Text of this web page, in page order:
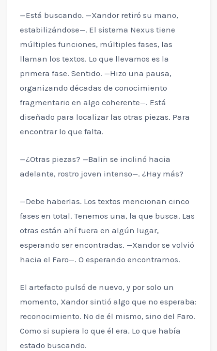
—Está buscando. —Xandor retiró su mano,
estabilizándose—. El sistema Nexus tiene
múltiples funciones, múltiples fases, las
llaman los textos. Lo que llevamos es la
primera fase. Sentido. —Hizo una pausa,
organizando décadas de conocimiento
fragmentario en algo coherente—. Está
diseñado para localizar las otras piezas. Para
encontrar lo que falta.
—¿Otras piezas? —Balin se inclinó hacia
adelante, rostro joven intenso—. ¿Hay más?
—Debe haberlas. Los textos mencionan cinco
fases en total. Tenemos una, la que busca. Las
otras están ahí fuera en algún lugar,
esperando ser encontradas. —Xandor se volvió
hacia el Faro—. O esperando encontrarnos.
El artefacto pulsó de nuevo, y por solo un
momento, Xandor sintió algo que no esperaba:
reconocimiento. No de él mismo, sino del Faro.
Como si supiera lo que él era. Lo que había
estado buscando.